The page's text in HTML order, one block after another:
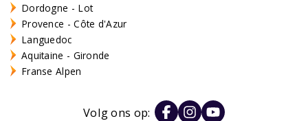
Dordogne - Lot
Provence - Côte d'Azur
Languedoc
Aquitaine - Gironde
Franse Alpen
Volg ons op: